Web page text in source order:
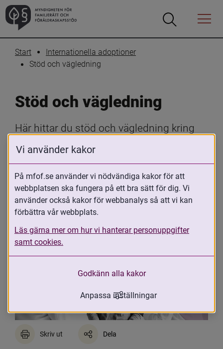
Öppna
Öppna
Menyn
Start
Internationella adoptioner
Stöd och vägledning
Stöd och vägledning
Här hittar du stöd och vägledning kring
internationella adoptioner. Oavsett om du
att adoptera eller arbetar med
adopterade, erbjuder vi råd, handböcker
och resurser som hjälper dig genom hela
adoptionsprocessen.
Skriv ut Dela
Vi använder kakor
På mfof.se använder vi nödvändiga kakor för att
webbplatsen ska fungera på ett bra sätt för dig. Vi
använder också kakor för webbanalys så att vi kan
förbättra vår webbplats.
Läs gärna mer om hur vi hanterar personuppgifter
samt cookies.
Godkänn alla kakor
Anpassa inställningar